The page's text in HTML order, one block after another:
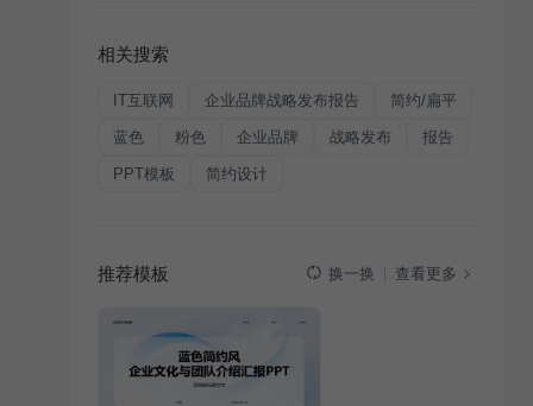
相关搜索
IT互联网 企业品牌战略发布报告 简约/扁平
蓝色 粉色 企业品牌 战略发布 报告
PPT模板 简约设计
推荐模板 换一换 查看更多